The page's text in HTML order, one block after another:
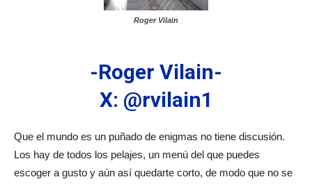
Roger Vilain
-Roger Vilain-
X: @rvilain1
Que el mundo es un puñado de enigmas no tiene discusión.
Los hay de todos los pelajes, un menú del que puedes
escoger a gusto y aún así quedarte corto, de modo que no se